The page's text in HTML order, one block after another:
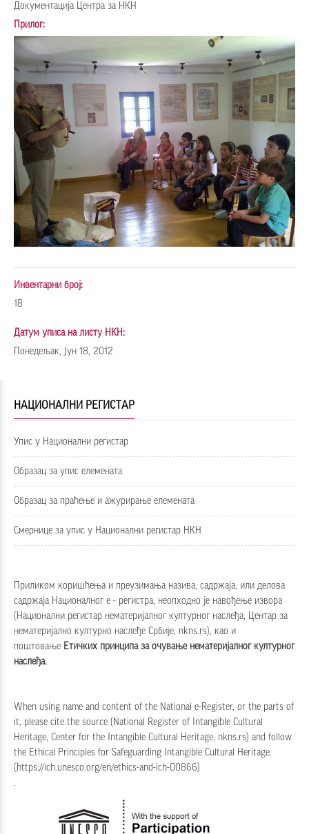
Документација Центра за НКН
Прилог:
Инвентарни број:
18
Датум уписа на листу НКН:
Понедељак, Јун 18, 2012
НАЦИОНАЛНИ РЕГИСТАР
Упис у Национални регистар
Образац за упис елемената
Образац за праћење и ажурирање елемената
Смернице за упис у Национални регистар НКН
Приликом коришћења и преузимања назива, садржаја, или делова
садржаја Националног е - регистра, неопходно је навођење извора
(Национални регистар нематеријалног културног наслеђа, Центар за
нематеријално културно наслеђе Србије, nkns.rs), као и
поштовање Етичких принципа за очување нематеријалног културног
наслеђа.
When using name and content of the National e-Register, or the parts of
it, please cite the source (National Register of Intangible Cultural
Heritage, Center for the Intangible Cultural Heritage, nkns.rs) and follow
the Ethical Principles for Safeguarding Intangible Cultural Heritage
https://ich.unesco.org/en/ethics-and-ich-00866)